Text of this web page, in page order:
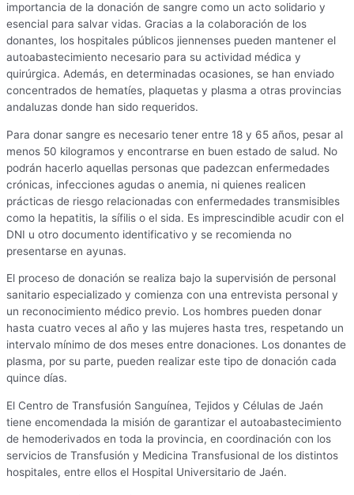
importancia de la donación de sangre como un acto solidario y
esencial para salvar vidas. Gracias a la colaboración de los
donantes, los hospitales públicos jiennenses pueden mantener el
autoabastecimiento necesario para su actividad médica y
quirúrgica. Además, en determinadas ocasiones, se han enviado
concentrados de hematíes, plaquetas y plasma a otras provincias
andaluzas donde han sido requeridos.
Para donar sangre es necesario tener entre 18 y 65 años, pesar al
menos 50 kilogramos y encontrarse en buen estado de salud. No
podrán hacerlo aquellas personas que padezcan enfermedades
crónicas, infecciones agudas o anemia, ni quienes realicen
prácticas de riesgo relacionadas con enfermedades transmisibles
como la hepatitis, la sífilis o el sida. Es imprescindible acudir con el
DNI u otro documento identificativo y se recomienda no
presentarse en ayunas.
El proceso de donación se realiza bajo la supervisión de personal
sanitario especializado y comienza con una entrevista personal y
un reconocimiento médico previo. Los hombres pueden donar
hasta cuatro veces al año y las mujeres hasta tres, respetando un
intervalo mínimo de dos meses entre donaciones. Los donantes de
plasma, por su parte, pueden realizar este tipo de donación cada
quince días.
El Centro de Transfusión Sanguínea, Tejidos y Células de Jaén
tiene encomendada la misión de garantizar el autoabastecimiento
de hemoderivados en toda la provincia, en coordinación con los
servicios de Transfusión y Medicina Transfusional de los distintos
hospitales, entre ellos el Hospital Universitario de Jaén.